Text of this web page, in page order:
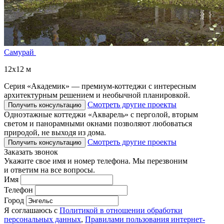
Самурай
12x12 м
Серия «Академик» — премиум-коттеджи с интересным
архитектурным решением и необычной планировкой.
Получить консультацию
Смотреть другие проекты
Одноэтажные коттеджи «Акварель» с перголой, вторым
светом и панорамными окнами позволяют любоваться
природой, не выходя из дома.
Получить консультацию
Смотреть другие проекты
Заказать звонок
Укажите свое имя и номер телефона. Мы перезвоним
и ответим на все вопросы.
Имя
Телефон
Город
Я соглашаюсь с Политикой в отношении обработки
персональных данных, Правилами пользования интернет-